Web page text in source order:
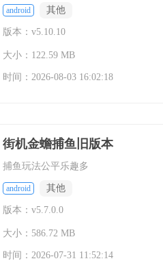
android 其他
版本：v5.10.10
大小：122.59 MB
时间：2026-08-03 16:02:18
街机金蟾捕鱼旧版本
捕鱼玩法公平乐趣多
android 其他
版本：v5.7.0.0
大小：586.72 MB
时间：2026-07-31 11:52:14